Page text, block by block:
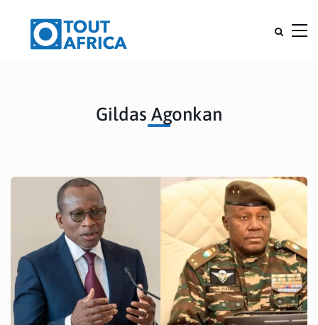
Gildas Agonkan